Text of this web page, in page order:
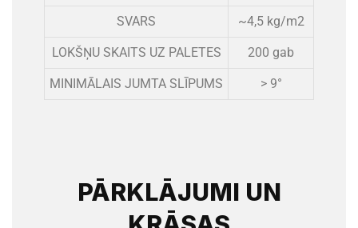
SVARS ~4,5 kg/m2
LOKŠŅU SKAITS UZ PALETES 200 gab
MINIMĀLAIS JUMTA SLĪPUMS > 9°
PĀRKLĀJUMI UN